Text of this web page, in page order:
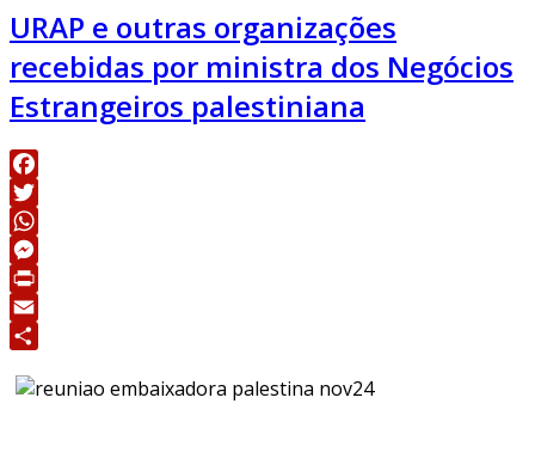
URAP e outras organizações
recebidas por ministra dos Negócios
Estrangeiros palestiniana
Facebook
Twitter
WhatsApp
Messenger
Print
Email